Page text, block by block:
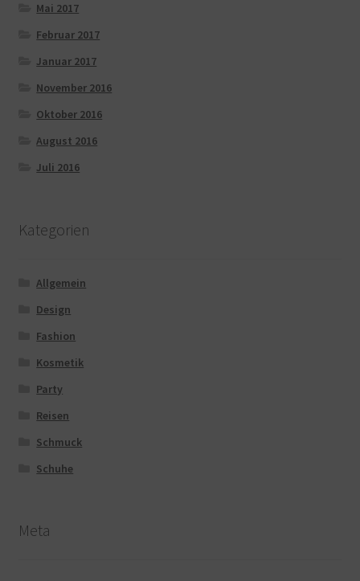
Mai 2017
Februar 2017
Januar 2017
November 2016
Oktober 2016
August 2016
Juli 2016
Kategorien
Allgemein
Design
Fashion
Kosmetik
Party
Reisen
Schmuck
Schuhe
Meta